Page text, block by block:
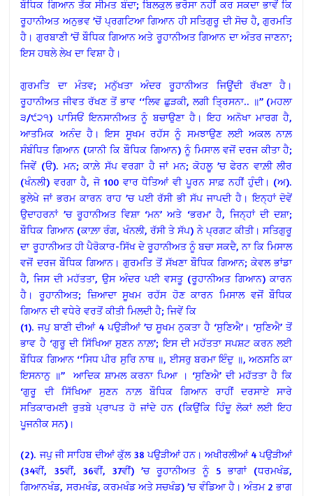
ਬੌਧਿਕ ਗਿਆਨ ਤੱਕ ਸੀਮਤ ਬੰਦਾ; ਬਿਲਕੁਲ ਭਰੋਸਾ ਨਹੀਂ ਕਰ ਸਕਦਾ ਭਾਵੇਂ ਕਿ
ਰੂਹਾਨੀਅਤ ਅਨੁਭਵ ’ਚੋਂ ਪ੍ਰਗਟਿਆ ਗਿਆਨ ਹੀ ਸਤਿਗੁਰੂ ਦੀ ਸੋਚ ਹੈ, ਗੁਰਮਤਿ
ਹੈ। ਗੁਰਬਾਣੀ ’ਚੋਂ ਬੌਧਿਕ ਗਿਆਨ ਅਤੇ ਰੂਹਾਨੀਅਤ ਗਿਆਨ ਦਾ ਅੰਤਰ ਜਾਣਨਾ;
ਇਸ ਹਥਲੇ ਲੇਖ ਦਾ ਵਿਸ਼ਾ ਹੈ।
ਗੁਰਮਤਿ ਦਾ ਮੰਤਵ; ਮਨੁੱਖਤਾ ਅੰਦਰ ਰੂਹਾਨੀਅਤ ਜਿਊਂਦੀ ਰੱਖਣਾ ਹੈ।
ਰੂਹਾਨੀਅਤ ਜੀਵਤ ਰੱਖਣ ਤੋਂ ਭਾਵ ‘‘ਲਿਵ ਛੁੜਕੀ, ਲਗੀ ਤ੍ਰਿਸਨਾ.. ॥’’ (ਮਹਲਾ
੩/੯੨੧) ਪਾਸਿਓਂ ਇਨਸਾਨੀਅਤ ਨੂੰ ਬਚਾਉਣਾ ਹੈ। ਇਹ ਅਨੋਖਾ ਮਾਰਗ ਹੈ,
ਆਤਮਿਕ ਅਨੰਦ ਹੈ। ਇਸ ਸੂਖਮ ਰਹੱਸ ਨੂੰ ਸਮਝਾਉਣ ਲਈ ਅਕਲ ਨਾਲ਼
ਸੰਬੰਧਿਤ ਗਿਆਨ (ਯਾਨੀ ਕਿ ਬੌਧਿਕ ਗਿਆਨ) ਨੂੰ ਮਿਸਾਲ ਵਜੋਂ ਦਰਜ ਕੀਤਾ ਹੈ;
ਜਿਵੇਂ (ੳ). ਮਨ; ਕਾਲ਼ੇ ਸੱਪ ਵਰਗਾ ਹੈ ਜਾਂ ਮਨ; ਕੋਹਲੂ ’ਚ ਫੇਰਨ ਵਾਲ਼ੀ ਲੀਰ
(ਖੰਨਲੀ) ਵਰਗਾ ਹੈ, ਜੋ 100 ਵਾਰ ਧੋਤਿਆਂ ਵੀ ਪੂਰਨ ਸਾਫ਼ ਨਹੀਂ ਹੁੰਦੀ। (ਅ).
ਭੁਲੇਖੇ ਜਾਂ ਭਰਮ ਕਾਰਨ ਰਾਹ ’ਚ ਪਈ ਰੱਸੀ ਭੀ ਸੱਪ ਜਾਪਦੀ ਹੈ। ਇਨ੍ਹਾਂ ਦੋਵੇਂ
ਉਦਾਹਰਨਾਂ ’ਚ ਰੂਹਾਨੀਅਤ ਵਿਸ਼ਾ ‘ਮਨ’ ਅਤੇ ‘ਭਰਮ’ ਹੈ, ਜਿਨ੍ਹਾਂ ਦੀ ਦਸ਼ਾ;
ਬੌਧਿਕ ਗਿਆਨ (ਕਾਲ਼ਾ ਰੰਗ, ਖੰਨਲੀ, ਰੱਸੀ ਤੇ ਸੱਪ) ਨੇ ਪ੍ਰਗਟ ਕੀਤੀ। ਸਤਿਗੁਰੂ
ਦਾ ਰੂਹਾਨੀਅਤ ਹੀ ਪੈਰੋਕਾਰ-ਸਿੱਖ ਦੇ ਰੂਹਾਨੀਅਤ ਨੂੰ ਬਚਾ ਸਕਦੈ, ਨਾ ਕਿ ਮਿਸਾਲ
ਵਜੋਂ ਦਰਜ ਬੌਧਿਕ ਗਿਆਨ। ਗੁਰਮਤਿ ਤੋਂ ਸੱਖਣਾ ਬੌਧਿਕ ਗਿਆਨ; ਕੇਵਲ ਭਾਂਡਾ
ਹੈ, ਜਿਸ ਦੀ ਮਹੱਤਤਾ, ਉਸ ਅੰਦਰ ਪਈ ਵਸਤੂ (ਰੂਹਾਨੀਅਤ ਗਿਆਨ) ਕਾਰਨ
ਹੈ। ਰੂਹਾਨੀਅਤ; ਜ਼ਿਆਦਾ ਸੂਖਮ ਰਹੱਸ ਹੋਣ ਕਾਰਨ ਮਿਸਾਲ ਵਜੋਂ ਬੌਧਿਕ
ਗਿਆਨ ਦੀ ਵਧੇਰੇ ਵਰਤੋਂ ਕੀਤੀ ਮਿਲਦੀ ਹੈ; ਜਿਵੇਂ ਕਿ
(1). ਜਪੁ ਬਾਣੀ ਦੀਆਂ 4 ਪਉੜੀਆਂ ’ਚ ਸੂਖਮ ਨੁਕਤਾ ਹੈ ‘ਸੁਣਿਐ’। ‘ਸੁਣਿਐ’ ਤੋਂ
ਭਾਵ ਹੈ ‘ਗੁਰੂ ਦੀ ਸਿੱਖਿਆ ਸੁਣਨ ਨਾਲ਼’; ਇਸ ਦੀ ਮਹੱਤਤਾ ਸਪਸ਼ਟ ਕਰਨ ਲਈ
ਬੌਧਿਕ ਗਿਆਨ ‘‘ਸਿਧ ਪੀਰ ਸੁਰਿ ਨਾਥ ॥, ਈਸਰੁ ਬਰਮਾ ਇੰਦੁ ॥, ਅਠਸਠਿ ਕਾ
ਇਸਨਾਨੁ ॥’’ ਆਦਿਕ ਸ਼ਾਮਲ ਕਰਨਾ ਪਿਆ । ‘ਸੁਣਿਐ’ ਦੀ ਮਹੱਤਤਾ ਹੈ ਕਿ
‘ਗੁਰੂ ਦੀ ਸਿੱਖਿਆ ਸੁਣਨ ਨਾਲ਼ ਬੌਧਿਕ ਗਿਆਨ ਰਾਹੀਂ ਦਰਸਾਏ ਸਾਰੇ
ਸਤਿਕਾਰਮਈ ਰੁਤਬੇ ਪ੍ਰਾਪਤ ਹੋ ਜਾਂਦੇ ਹਨ (ਕਿਉਂਕਿ ਹਿੰਦੂ ਲੋਕਾਂ ਲਈ ਇਹ
ਪੂਜਨੀਕ ਸਨ)।
(2). ਜਪੁ ਜੀ ਸਾਹਿਬ ਦੀਆਂ ਕੁੱਲ 38 ਪਉੜੀਆਂ ਹਨ। ਅਖੀਰਲੀਆਂ 4 ਪਉੜੀਆਂ
(34ਵੀਂ, 35ਵੀਂ, 36ਵੀਂ, 37ਵੀਂ) ’ਚ ਰੂਹਾਨੀਅਤ ਨੂੰ 5 ਭਾਗਾਂ (ਧਰਮਖੰਡ,
ਗਿਆਨਖੰਡ, ਸਰਮਖੰਡ, ਕਰਮਖੰਡ ਅਤੇ ਸਚਖੰਡ) ’ਚ ਵੰਡਿਆ ਹੈ। ਅੰਤਮ 2 ਭਾਗ